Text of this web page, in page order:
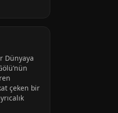
Dünyaya
çeken bir